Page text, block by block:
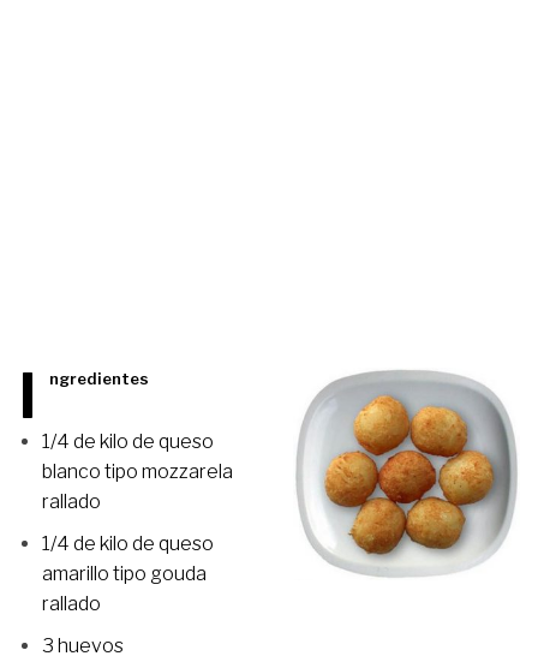
I ngredientes
1/4 de kilo de queso
blanco tipo mozzarela
rallado
1/4 de kilo de queso
amarillo tipo gouda
rallado
3 huevos